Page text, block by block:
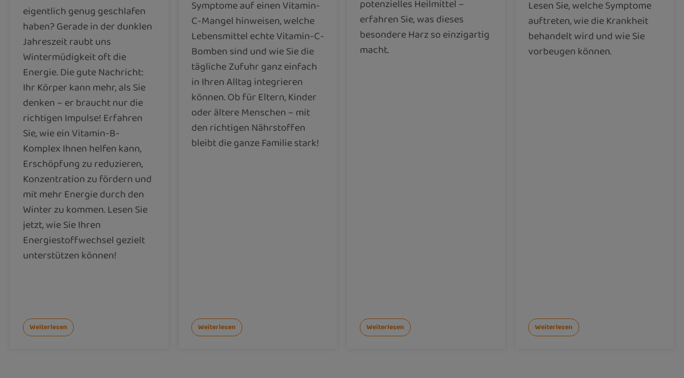
eigentlich genug geschlafen
haben? Gerade in der dunklen
Jahreszeit raubt uns
Wintermüdigkeit oft die
Energie. Die gute Nachricht:
Ihr Körper kann mehr, als Sie
denken – er braucht nur die
richtigen Impulse! Erfahren
Sie, wie ein Vitamin-B-
Komplex Ihnen helfen kann,
Erschöpfung zu reduzieren,
Konzentration zu fördern und
mit mehr Energie durch den
Winter zu kommen. Lesen Sie
jetzt, wie Sie Ihren
Energiestoffwechsel gezielt
unterstützen können!
Weiterlesen
Symptome auf einen Vitamin-
C-Mangel hinweisen, welche
Lebensmittel echte Vitamin-C-
Bomben sind und wie Sie die
tägliche Zufuhr ganz einfach
in Ihren Alltag integrieren
können. Ob für Eltern, Kinder
oder ältere Menschen – mit
den richtigen Nährstoffen
bleibt die ganze Familie stark!
Weiterlesen
potenzielles Heilmittel –
erfahren Sie, was dieses
besondere Harz so einzigartig
macht.
Weiterlesen
Lesen Sie, welche Symptome
auftreten, wie die Krankheit
behandelt wird und wie Sie
vorbeugen können.
Weiterlesen